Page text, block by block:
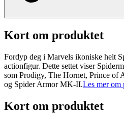
Kort om produktet
Fordyp deg i Marvels ikoniske helt
actionfigur. Dette settet viser
som Prodigy, The Hornet, Prince of
og Spider Armor MK-II.Les mer om
Kort om produktet